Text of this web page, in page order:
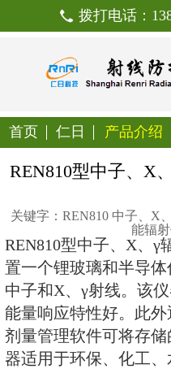
拨打
REN810型中
关键字：REN810
REN810型中子